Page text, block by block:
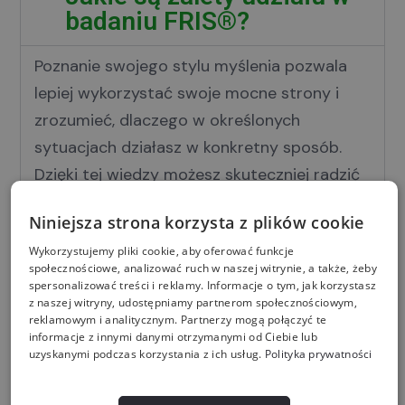
badaniu FRIS®?
Poznanie swojego stylu myślenia pozwala
lepiej wykorzystać swoje mocne strony i
zrozumieć, dlaczego w określonych
sytuacjach działasz w konkretny sposób.
Dzięki tej wiedzy możesz skuteczniej radzić
współpracować z innymi.
Czy wyniki badania FRIS®
są uniwersalne?
Jak przebiega badanie?
Niniejsza strona korzysta z plików cookie
Wykorzystujemy pliki cookie, aby oferować funkcje
społecznościowe, analizować ruch w naszej witrynie, a także, żeby
spersonalizować treści i reklamy. Informacje o tym, jak korzystasz
z naszej witryny, udostępniamy partnerom społecznościowym,
reklamowym i analitycznym. Partnerzy mogą połączyć te
informacje z innymi danymi otrzymanymi od Ciebie lub
uzyskanymi podczas korzystania z ich usług. Polityka prywatności